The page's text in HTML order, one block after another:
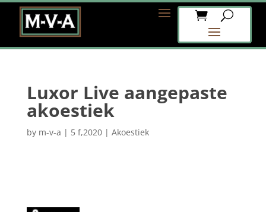
Luxor Live aangepaste
akoestiek
by m-v-a | 5 f,2020| Akoestiek